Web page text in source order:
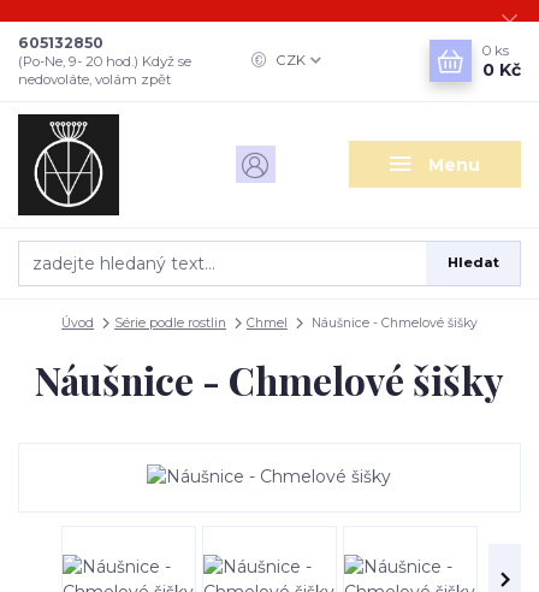
Menu
CZK
Hledat
605132850
(Po-Ne, 9- 20 hod.) Když se
nedovoláte, volám zpět
0 ks
0 Kč
Úvod Série podle rostlin Chmel Náušnice - Chmelové šišky
Náušnice - Chmelové šišky